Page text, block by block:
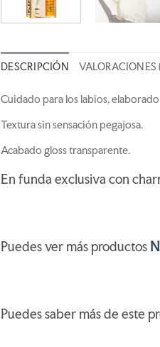
DESCRIPCIÓN VALORACIONES
Cuidado para los labios,
Textura sin sensación pegajosa.
Acabado gloss transparente.
En funda exclusiva con
Puedes ver más productos
Puedes saber más de este